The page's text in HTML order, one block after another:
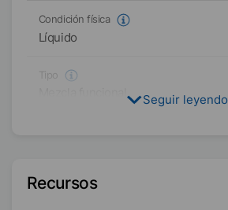
Condición física
Líquido
Tipo
Contenido activo / sólido
Seguir leyendo
Recursos